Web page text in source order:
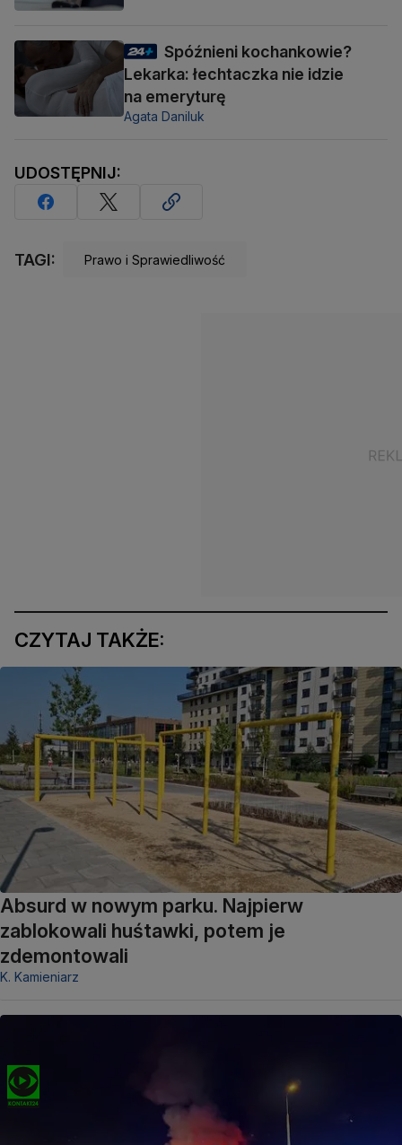
Spóźnieni kochankowie?
Lekarka: łechtaczka nie idzie
na emeryturę
Agata Daniluk
UDOSTĘPNIJ:
TAGI: Prawo i Sprawiedliwość
CZYTAJ TAKŻE:
Absurd w nowym parku. Najpierw
zablokowali huśtawki, potem je
zdemontowali
K. Kamieniarz